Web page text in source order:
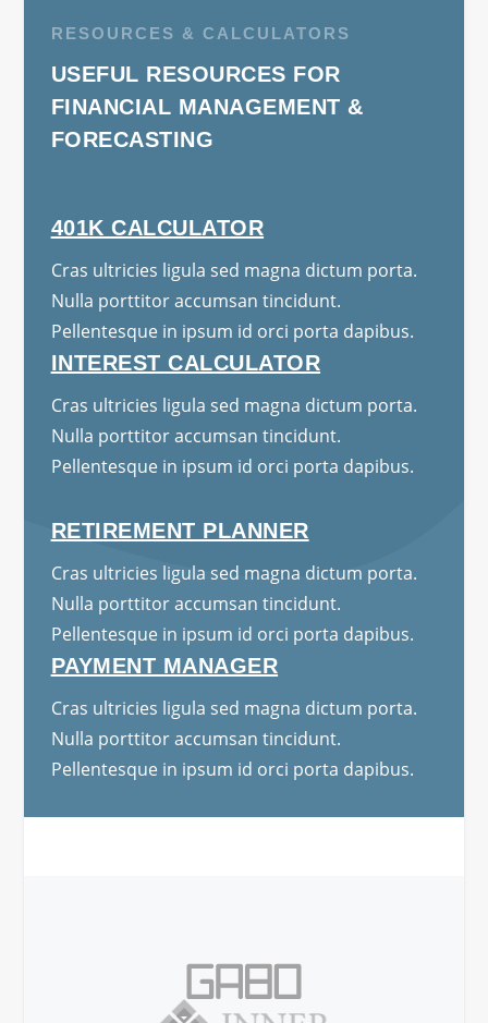
RESOURCES & CALCULATORS
USEFUL RESOURCES FOR
FINANCIAL MANAGEMENT &
FORECASTING
401K CALCULATOR
Cras ultricies ligula sed magna dictum porta.
Nulla porttitor accumsan tincidunt.
Pellentesque in ipsum id orci porta dapibus.
INTEREST CALCULATOR
Cras ultricies ligula sed magna dictum porta.
Nulla porttitor accumsan tincidunt.
Pellentesque in ipsum id orci porta dapibus.
RETIREMENT PLANNER
Cras ultricies ligula sed magna dictum porta.
Nulla porttitor accumsan tincidunt.
Pellentesque in ipsum id orci porta dapibus.
PAYMENT MANAGER
Cras ultricies ligula sed magna dictum porta.
Nulla porttitor accumsan tincidunt.
Pellentesque in ipsum id orci porta dapibus.